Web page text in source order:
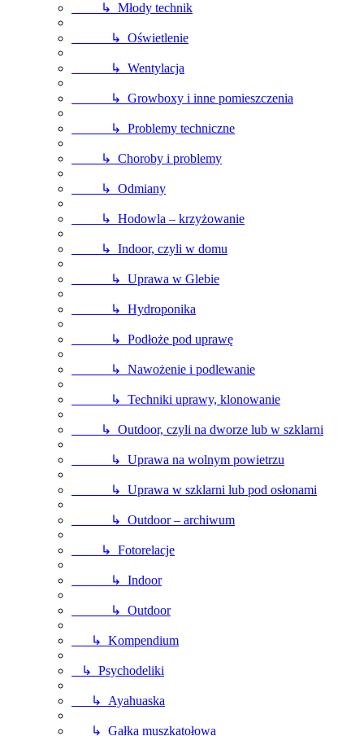
↳ Młody technik
↳ Oświetlenie
↳ Wentylacja
↳ Growboxy i inne pomieszczenia
↳ Problemy techniczne
↳ Choroby i problemy
↳ Odmiany
↳ Hodowla – krzyżowanie
↳ Indoor, czyli w domu
↳ Uprawa w Glebie
↳ Hydroponika
↳ Podłoże pod uprawę
↳ Nawożenie i podlewanie
↳ Techniki uprawy, klonowanie
↳ Outdoor, czyli na dworze lub w szklarni
↳ Uprawa na wolnym powietrzu
↳ Uprawa w szklarni lub pod osłonami
↳ Outdoor – archiwum
↳ Fotorelacje
↳ Indoor
↳ Outdoor
↳ Kompendium
↳ Psychodeliki
↳ Ayahuaska
↳ Gałka muszkatołowa